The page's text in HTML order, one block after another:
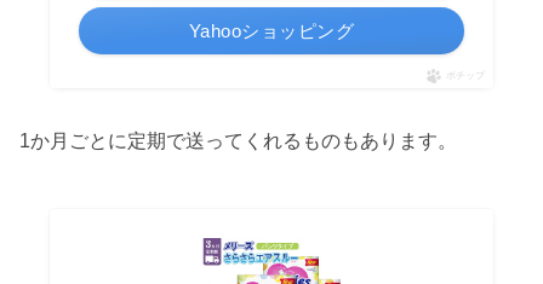
Yahooショッピング
ポチップ
1か月ごとに定期で送ってくれるものもあります。